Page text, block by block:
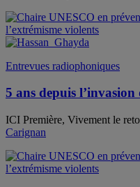
Entrevues radiophoniques
5 ans depuis
ICI Première, Vivement le
Carignan